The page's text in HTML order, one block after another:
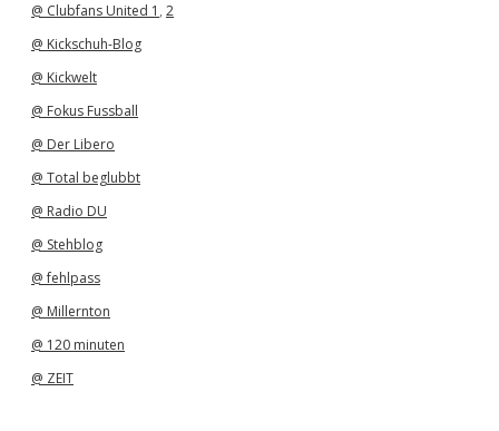
@ Clubfans United 1 , 2
@ Kickschuh-Blog
@ Kickwelt
@ Fokus Fussball
@ Der Libero
@ Total beglubbt
@ Radio DU
@ Stehblog
@ fehlpass
@ Millernton
@ 120 minuten
@ ZEIT